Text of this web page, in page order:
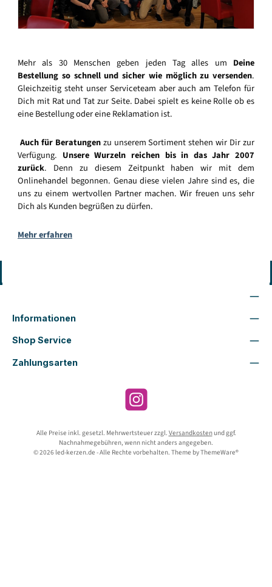
Mehr als 30 Menschen geben jeden Tag alles um Deine
Bestellung so schnell und sicher wie möglich zu versenden.
Gleichzeitig steht unser Serviceteam aber auch am Telefon für
Dich mit Rat und Tat zur Seite. Dabei spielt es keine Rolle ob es
eine Bestellung oder eine Reklamation ist.
Auch für Beratungenzu unserem Sortiment stehen wir Dir zur
Verfügung. Unsere Wurzeln reichen bis in das Jahr 2007
zurück. Denn zu diesem Zeitpunkt haben wir mit dem
Onlinehandel begonnen. Genau diese vielen Jahre sind es, die
uns zu einem wertvollen Partner machen. Wir freuen uns sehr
Dich als Kunden begrüßen zu dürfen.
Mehr erfahren
Informationen
Shop Service
Zahlungsarten
Instagram
Alle Preise inkl. gesetzl. Mehrwertsteuer zzgl. Versandkostenund ggf.
Nachnahmegebühren, wenn nicht anders angegeben.
© 2026 led-kerzen.de - Alle Rechte vorbehalten. Theme byThemeWare®